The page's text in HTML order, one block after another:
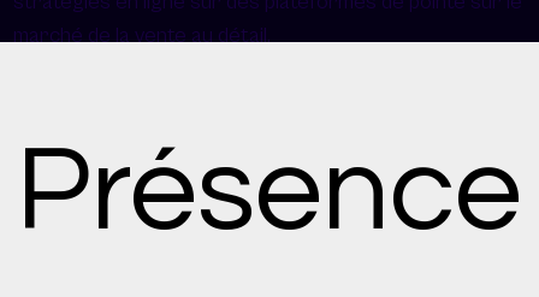
marché de la vente au détail.
Présence